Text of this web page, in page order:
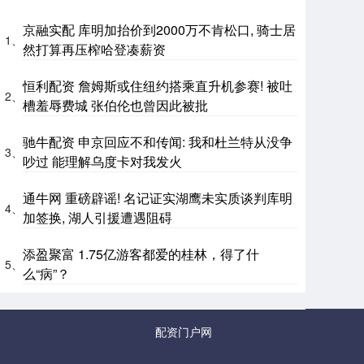
1、
京融实配 库明加抬价到2000万不肯松口, 骑士居
然打算再压榨哈登凑薪资
2、
恒利配资 詹姆斯或住纽约搭乘直升机参赛! 被吐
槽羞辱费城 张伯伦也曾因此被批
3、
驰牛配资 申京回应不和传闻: 我和杜兰特从没争
吵过 能理解乌度卡对我发火
4、
通牛网 重磅辟谣! 名记证实湖鹰未实质谈判库明
加签换, 湖人引援遭遇阻碍
5、
添盈聚富 1.75亿游客都爱的桂林，得了什
么“病”？
配资门户网